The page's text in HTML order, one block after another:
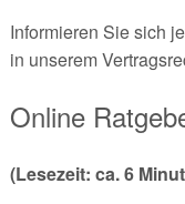
Informieren Sie sich
in unserem
Online
(Lesezeit: ca. 6